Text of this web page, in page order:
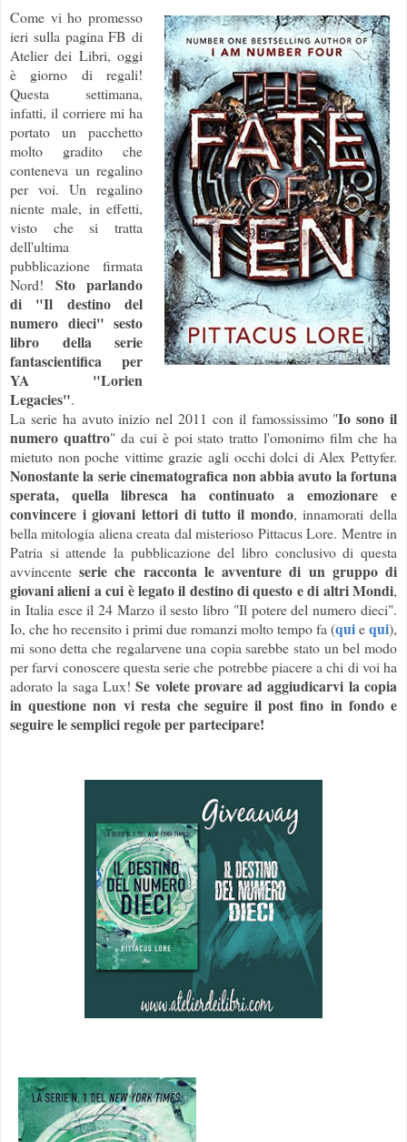
Come vi ho promesso
ieri sulla pagina FB di
Atelier dei Libri, oggi
è giorno di regali!
Questa settimana,
infatti, il corriere mi ha
portato un pacchetto
molto gradito che
conteneva un regalino
per voi. Un regalino
niente male, in effetti,
visto che si tratta
dell'ultima
pubblicazione firmata
Nord!Sto parlando
di "Il destino del
numero dieci" sesto
libro della serie
fantascientifica per
YA "Lorien
Legacies".
La serie ha avuto inizio nel 2011 con il famossissimo "Io sono il
numero quattro" da cui è poi stato tratto l'omonimo film che ha
mietuto non poche vittime grazie agli occhi dolci di Alex Pettyfer.
Nonostante la serie cinematografica non abbia avuto la fortuna
sperata, quella libresca ha continuato a emozionare e
convincere i giovani lettori di tutto il mondo, innamorati della
bella mitologia aliena creata dal misterioso Pittacus Lore. Mentre in
Patria si attende la pubblicazione del libro conclusivo di questa
avvincenteserie che racconta le avventure di un gruppo di
giovani alieni a cui è legato il destino di questo e di altri Mondi,
in Italia esce il 24 Marzo il sesto libro "Il potere del numero dieci".
Io, che ho recensito i primi due romanzi molto tempo fa (quiequi),
mi sono detta che regalarvene una copia sarebbe stato un bel modo
per farvi conoscere questa serie che potrebbe piacere a chi di voi ha
adorato la saga Lux!Se volete provare ad aggiudicarvi la copia
in questione non vi resta che seguire il post fino in fondo e
seguire le semplici regole per partecipare!